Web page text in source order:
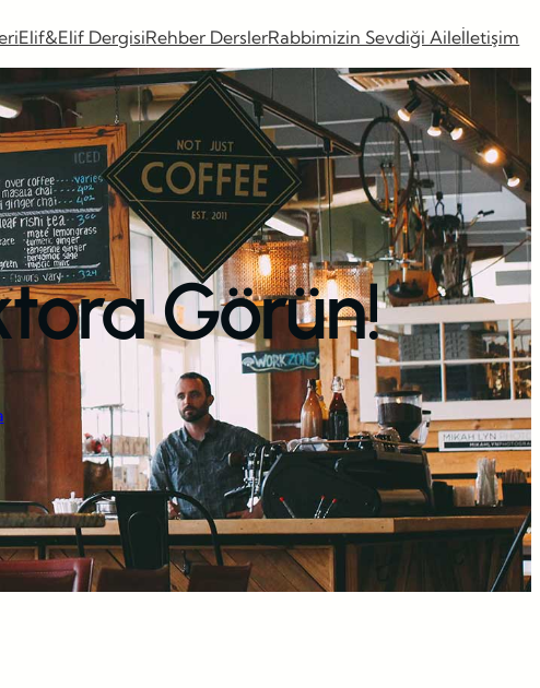
Elif&Elif DergisiRehber DerslerRabbimizin Sevdiği Aileİletişim
Görün!